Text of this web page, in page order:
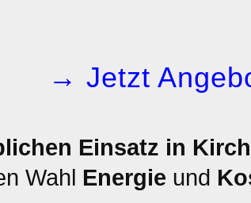
→ Jetzt
Einsatz in
Wahl Energie und